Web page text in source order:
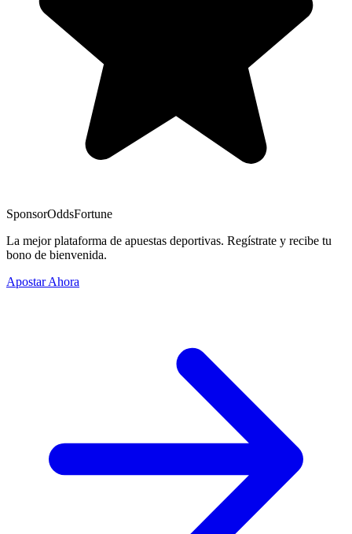
SponsorOddsFortune
La mejor plataforma de apuestas deportivas. Regístrate y recibe tu
bono de bienvenida.
Apostar Ahora